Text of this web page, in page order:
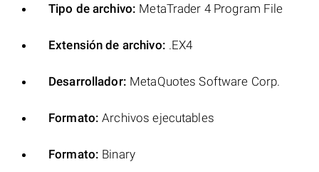
Tipo de archivo: MetaTrader 4 Program File
Extensión de archivo: .EX4
Desarrollador: MetaQuotes Software Corp.
Formato: Archivos ejecutables
Formato: Binary